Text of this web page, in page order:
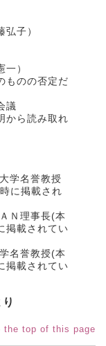
子）
）
ものの否定だ
議
から読み取れ
学名誉教授
に掲載され
Ｎ理事長(本
掲載されてい
名誉教授(本
掲載されてい
the top of this page